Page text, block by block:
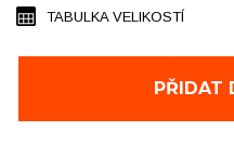
PŘIDAT
TABULKA VELIKOSTÍ